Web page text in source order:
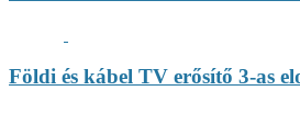
Földi és kábel TV erősítő 3-as